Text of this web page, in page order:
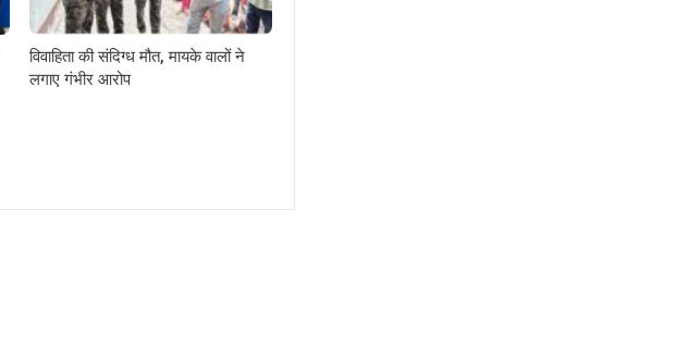
विवाहिता की संदिग्ध मौत, मायके वालों ने
लगाए गंभीर आरोप